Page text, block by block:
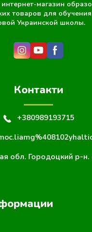
интернет-магазин
товаров для
Украинской школы.
Контакти
+380989193715
обл. Городоцкий р-н.